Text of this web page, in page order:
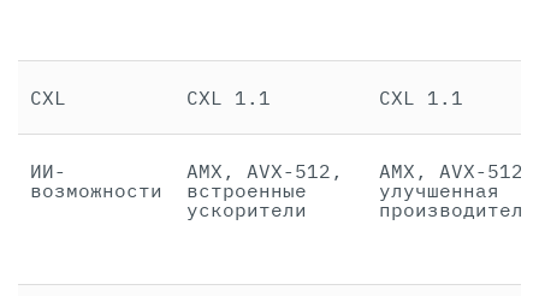
CXL CXL 1.1 CXL 1.1
ИИ-
возможности
AMX, AVX-512,
встроенные
ускорители
AMX, AVX-512,
улучшенная